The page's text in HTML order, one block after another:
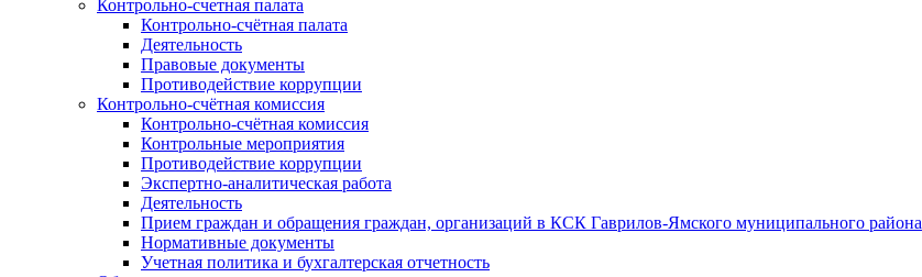
Контрольно-счетная палата
Контрольно-счётная палата
Деятельность
Правовые документы
Противодействие коррупции
Контрольно-счётная комиссия
Контрольно-счётная комиссия
Контрольные мероприятия
Противодействие коррупции
Экспертно-аналитическая работа
Деятельность
Прием граждан и обращения граждан, организаций в КСК Гаврилов-Ямского муниципального района
Нормативные документы
Учетная политика и бухгалтерская отчетность